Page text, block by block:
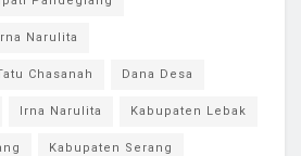
Narulita
Chasanah Dana Desa
Irna Narulita Kabupaten Lebak
Kabupaten Serang